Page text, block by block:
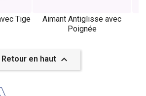
Tige
Aimant Antiglisse avec
Poignée
Retour en haut 